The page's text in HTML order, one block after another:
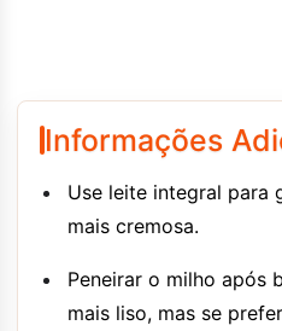
Informações
Use leite integral para
mais cremosa.
Peneirar o milho após
mais liso, mas se